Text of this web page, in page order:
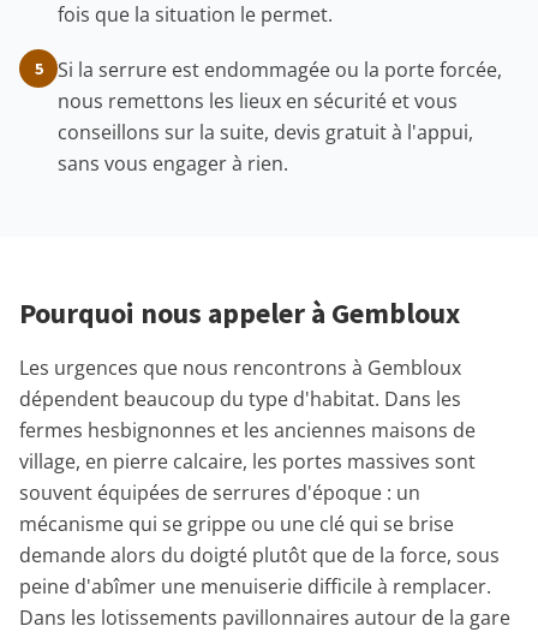
fois que la situation le permet.
5
Si la serrure est endommagée ou la porte forcée,
nous remettons les lieux en sécurité et vous
conseillons sur la suite, devis gratuit à l'appui,
sans vous engager à rien.
Pourquoi nous appeler à Gembloux
Les urgences que nous rencontrons à Gembloux
dépendent beaucoup du type d'habitat. Dans les
fermes hesbignonnes et les anciennes maisons de
village, en pierre calcaire, les portes massives sont
souvent équipées de serrures d'époque : un
mécanisme qui se grippe ou une clé qui se brise
demande alors du doigté plutôt que de la force, sous
peine d'abîmer une menuiserie difficile à remplacer.
Dans les lotissements pavillonnaires autour de la gare